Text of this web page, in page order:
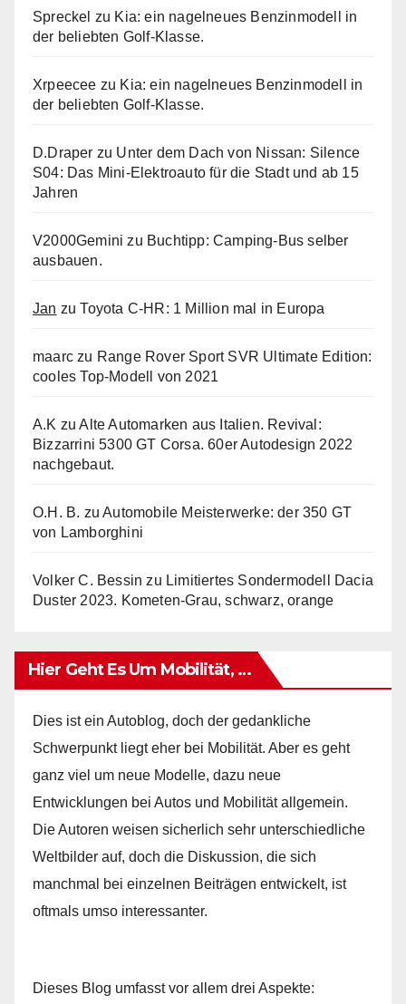
Spreckel zu Kia: ein nagelneues Benzinmodell in
der beliebten Golf-Klasse.
Xrpeecee zu Kia: ein nagelneues Benzinmodell in
der beliebten Golf-Klasse.
D.Draper zu Unter dem Dach von Nissan: Silence
S04: Das Mini-Elektroauto für die Stadt und ab 15
Jahren
V2000Gemini zu Buchtipp: Camping-Bus selber
ausbauen.
Jan zuToyota C-HR: 1 Million mal in Europa
maarc zu Range Rover Sport SVR Ultimate Edition:
cooles Top-Modell von 2021
A.K zuAlte Automarken aus Italien. Revival:
Bizzarrini 5300 GT Corsa. 60er Autodesign 2022
nachgebaut.
O.H. B. zuAutomobile Meisterwerke: der 350 GT
von Lamborghini
Volker C. Bessin zu Limitiertes Sondermodell Dacia
Duster 2023. Kometen-Grau, schwarz, orange
Hier Geht Es Um Mobilität, …
Dies ist ein Autoblog, doch der gedankliche
Schwerpunkt liegt eher bei Mobilität. Aber es geht
ganz viel um neue Modelle, dazu neue
Entwicklungen bei Autos und Mobilität allgemein.
Die Autoren weisen sicherlich sehr unterschiedliche
Weltbilder auf, doch die Diskussion, die sich
manchmal bei einzelnen Beiträgen entwickelt, ist
oftmals umso interessanter.
Dieses Blog umfasst vor allem drei Aspekte: